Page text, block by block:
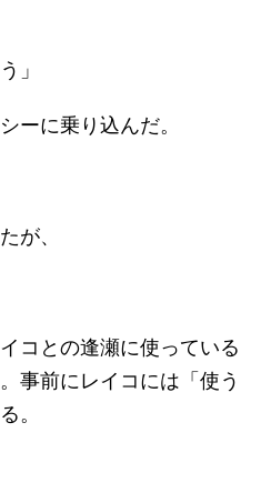
」
ーに乗り込んだ。
が、
コとの逢瀬に使っている
事前にレイコには「使う
。